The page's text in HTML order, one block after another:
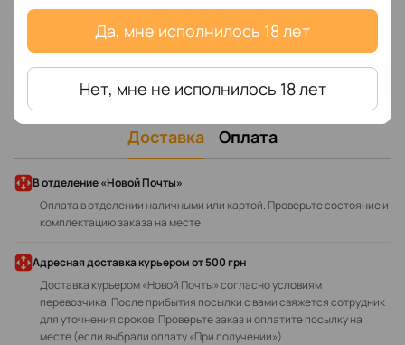
Да, мне исполнилось 18 лет
Нет, мне не исполнилось 18 лет
Добавьте первый отзыв
Доставка Оплата
В отделение «Новой Почты»
Оплата в отделении наличными или картой. Проверьте состояние и
комплектацию заказа на месте.
Адресная доставка курьеромот 500 грн
Доставка курьером «Новой Почты» согласно условиям
перевозчика. После прибытия посылки с вами свяжется сотрудник
для уточнения сроков. Проверьте заказ и оплатите посылку на
месте (если выбрали оплату «При получении»).